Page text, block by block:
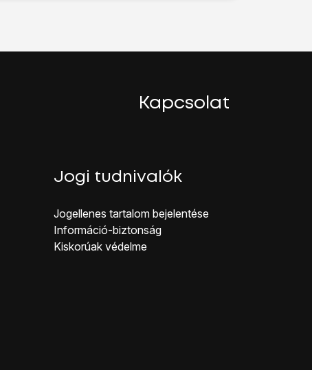
Kapcsolat
Jogi tudnivalók
Jogellenes ta rtalom bejelentése
Inf ormáció-biztonság
Kiskorúak véd elme